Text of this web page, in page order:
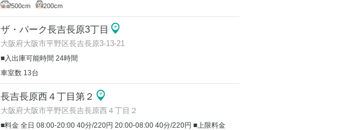
500cm 200cm
ザ・パーク長吉長原3丁目
大阪府大阪市平野区長吉長原3-13-21
■入出庫可能時間 24時間
車室数 13台
長吉長原西４丁目第２
大阪府大阪市平野区長吉長原西４丁目２
■料金 全日 08:00-20:00 40分/220円 20:00-08:00 40分/220円 ■上限料金